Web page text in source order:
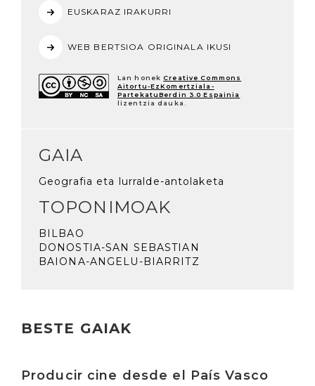
EUSKARAZ IRAKURRI
WEB BERTSIOA ORIGINALA IKUSI
Lan honek Creative Commons
Aitortu-EzKomertziala-
PartekatuBerdin 3.0 Espainia
lizentzia dauka.
GAIA
Geografia eta lurralde-antolaketa
TOPONIMOAK
BILBAO
DONOSTIA-SAN SEBASTIAN
BAIONA-ANGELU-BIARRITZ
BESTE GAIAK
Producir cine desde el País Vasco